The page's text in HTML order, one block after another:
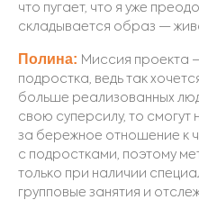
что пугает, что я уже
складывается образ —
Полина: Миссия проекта
подростка, ведь так
больше реализованных
свою суперсилу, то смогут
за бережное отношение к
с подростками, поэтому
только при наличии
групповые занятия и